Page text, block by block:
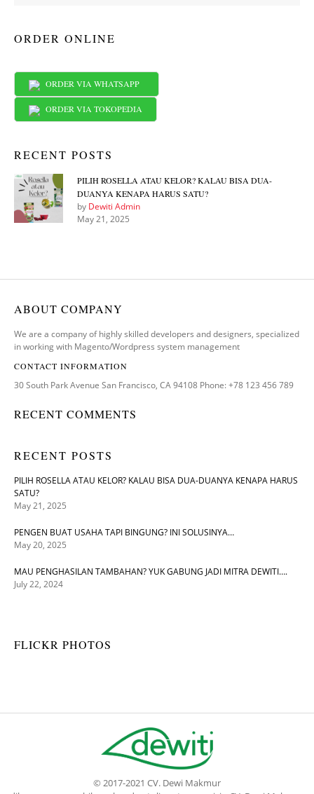
ORDER ONLINE
ORDER VIA WHATSAPP
ORDER VIA TOKOPEDIA
RECENT POSTS
PILIH ROSELLA ATAU KELOR? KALAU BISA DUA-
DUANYA KENAPA HARUS SATU?
by Dewiti Admin
May 21, 2025
ABOUT COMPANY
We are a company of highly skilled developers and designers, specialized
in working with Magento/Wordpress system management
CONTACT INFORMATION
30 South Park Avenue San Francisco, CA 94108 Phone: +78 123 456 789
RECENT COMMENTS
RECENT POSTS
PILIH ROSELLA ATAU KELOR? KALAU BISA DUA-DUANYA KENAPA HARUS
SATU?
May 21, 2025
PENGEN BUAT USAHA TAPI BINGUNG? INI SOLUSINYA…
May 20, 2025
MAU PENGHASILAN TAMBAHAN? YUK GABUNG JADI MITRA DEWITI….
July 22, 2024
FLICKR PHOTOS
© 2017-2021 CV. Dewi Makmur